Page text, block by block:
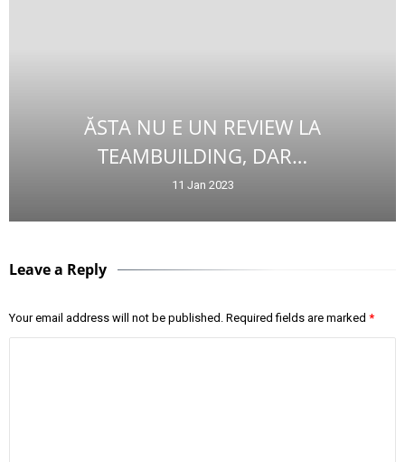
ĂSTA NU E UN REVIEW LA
TEAMBUILDING, DAR…
11 Jan 2023
Leave a Reply
Your email address will not be published. Required fields are marked *